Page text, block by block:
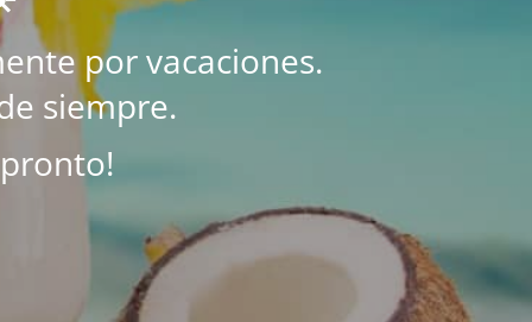
por vacaciones.
siempre.